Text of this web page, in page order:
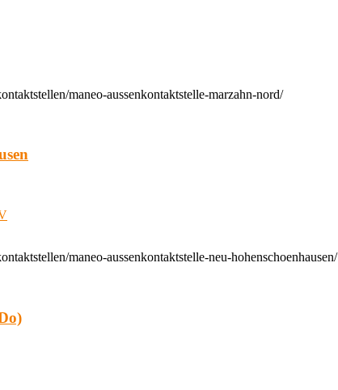
maneo-aussenkontaktstelle-marzahn-nord/
maneo-aussenkontaktstelle-neu-hohenschoenhausen/